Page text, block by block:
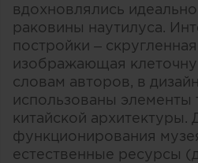
вдохновлялись
раковины наутилуса.
постройки –
изображающая
словам авторов, в
использованы элементы
китайской архитектуры.
функционирования
естественные ресурсы